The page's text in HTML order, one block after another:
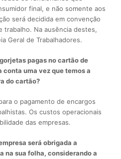
final, e não somente aos
será decidida em convenção
trabalho. Na ausência destes,
Geral de Trabalhadores.
pagas no cartão de
uma vez que temos a
do cartão?
o pagamento de encargos
Os custos operacionais
das empresas.
será obrigada a
na sua folha, considerando a